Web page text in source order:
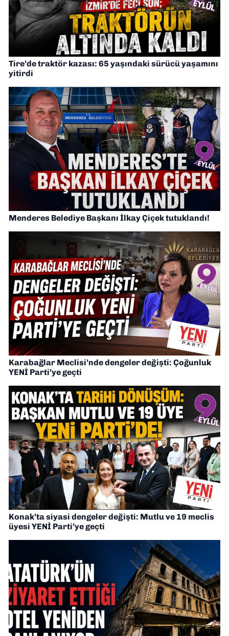
Tire’de traktör kazası: 65 yaşındaki sürücü yaşamını
yitirdi
Menderes Belediye Başkanı İlkay Çiçek tutuklandı!
Karabağlar Meclisi’nde dengeler değişti: Çoğunluk
YENİ Parti’ye geçti
Konak’ta siyasi dengeler değişti: Mutlu ve 19 meclis
üyesi YENİ Parti’ye geçti